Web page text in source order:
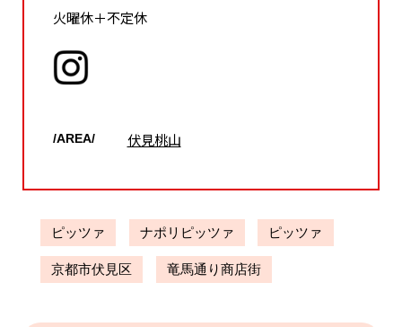
火曜休＋不定休
/AREA/ 伏見桃山
ピッツァ ナポリピッツァ ピッツァ
京都市伏見区 竜馬通り商店街